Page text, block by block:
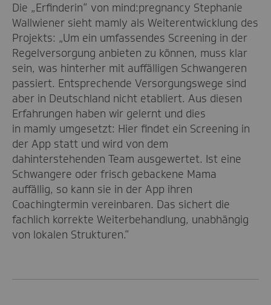
Die „Erfinderin“ von mind:pregnancy Stephanie
Wallwiener sieht mamly als Weiterentwicklung des
Projekts: „Um ein umfassendes Screening in der
Regelversorgung anbieten zu können, muss klar
sein, was hinterher mit auffälligen Schwangeren
passiert. Entsprechende Versorgungswege sind
aber in Deutschland nicht etabliert. Aus diesen
Erfahrungen haben wir gelernt und dies
in mamly umgesetzt: Hier findet ein Screening in
der App statt und wird von dem
dahinterstehenden Team ausgewertet. Ist eine
Schwangere oder frisch gebackene Mama
auffällig, so kann sie in der App ihren
Coachingtermin vereinbaren. Das sichert die
fachlich korrekte Weiterbehandlung, unabhängig
von lokalen Strukturen.“